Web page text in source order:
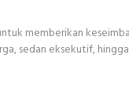
memberikan
sedan eksekutif,